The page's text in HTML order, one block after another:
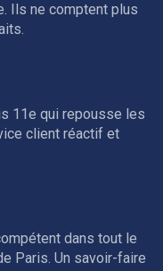
Ils ne comptent plus
11e qui repousse les
client réactif et
dans tout le
Paris. Un savoir-faire